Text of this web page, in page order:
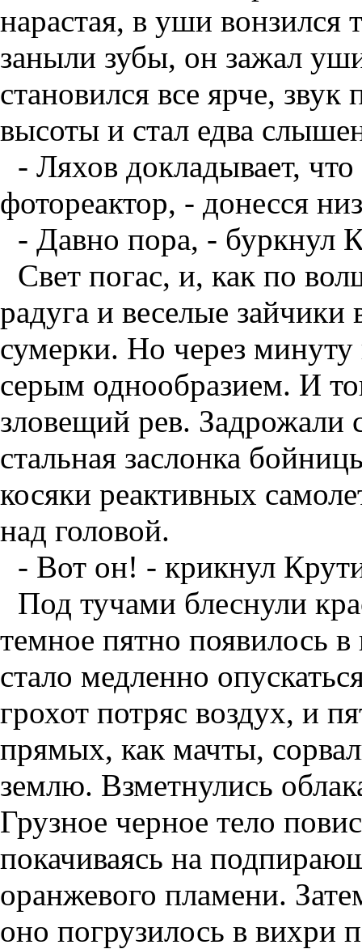
нарастая, в уши
заныли зубы, он зажал
становился все ярче,
высоты и стал едва
- Ляхов докладывает,
фотореактор, - донесся
- Давно пора, - буркнул
Свет погас, и, как по
радуга и веселые
сумерки. Но через минуту
серым однообразием. И
зловещий рев. Задрожали
стальная заслонка
косяки реактивных
над головой.
- Вот он! - крикнул
Под тучами блеснули
темное пятно появилось
стало медленно
грохот потряс воздух, и
прямых, как мачты,
землю. Взметнулись
Грузное черное тело
покачиваясь на
оранжевого пламени.
оно погрузилось в вихри